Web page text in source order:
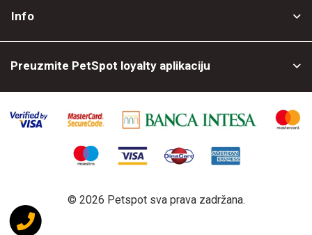
Info
Preuzmite PetSpot loyalty aplikaciju
© 2026 Petspot sva prava zadržana.